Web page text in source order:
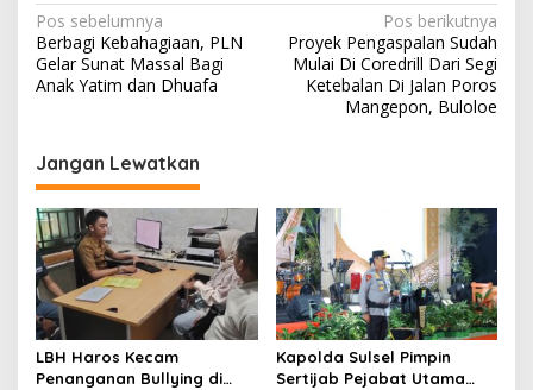
e
o
n
t
N
a
v
g
a
s
i
p
o
s
Pos sebelumnya
Berbagi Kebahagiaan, PLN
Gelar Sunat Massal Bagi
Anak Yatim dan Dhuafa
Pos berikutnya
Proyek Pengaspalan Sudah
Mulai Di Coredrill Dari Segi
Ketebalan Di Jalan Poros
Mangepon, Buloloe
Jangan Lewatkan
LBH Haros Kecam
Penanganan Bullying di
Kapolda Sulsel Pimpin
Sertijab Pejabat Utama